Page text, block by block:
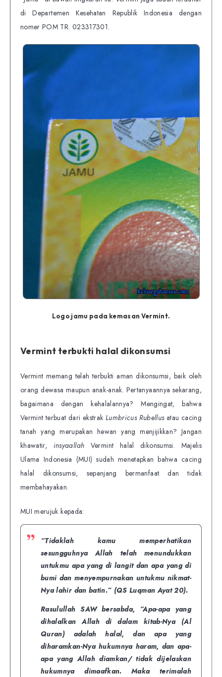
di Departemen Kesehatan Republik Indonesia dengan
nomer POM TR. 023317301.
Logo jamu pada kemasan Vermint.
Vermint terbukti halal dikonsumsi
Vermint memang telah terbukti aman dikonsumsi, baik oleh
orang dewasa maupun anak-anak. Pertanyaannya sekarang,
bagaimana dengan kehalalannya? Mengingat, bahwa
Vermint terbuat dari ekstrak Lumbricus Rubellus atau cacing
tanah yang merupakan hewan yang menjijikkan? Jangan
khawatir, insyaallah Vermint halal dikonsumsi. Majelis
Ulama Indonesia (MUI) sudah menetapkan bahwa cacing
halal dikonsumsi, sepanjang bermanfaat dan tidak
membahayakan.
MUI merujuk kepada:
“Tidaklah kamu memperhatikan
sesungguhnya Allah telah menundukkan
untukmu apa yang di langit dan apa yang di
bumi dan menyempurnakan untukmu nikmat-
Nya lahir dan batin.” (QS Luqman Ayat 20).
Rasulullah SAW bersabda, “Apa-apa yang
dihalalkan Allah di dalam kitab-Nya (Al
Quran) adalah halal, dan apa yang
diharamkan-Nya hukumnya haram, dan apa-
apa yang Allah diamkan/ tidak dijelaskan
hukumnya dimaafkan. Maka terimalah